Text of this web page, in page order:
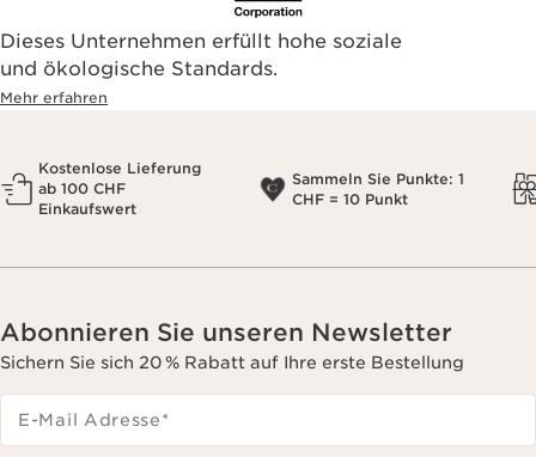
Dieses Unternehmen erfüllt hohe soziale
und ökologische Standards.
Mehr erfahren
Kostenlose Lieferung
ab 100 CHF
Einkaufswert
Sammeln Sie Punkte: 1
CHF = 10 Punkt
Abonnieren Sie unseren Newsletter
Sichern Sie sich 20 % Rabatt auf Ihre erste Bestellung
E-Mail Adresse*